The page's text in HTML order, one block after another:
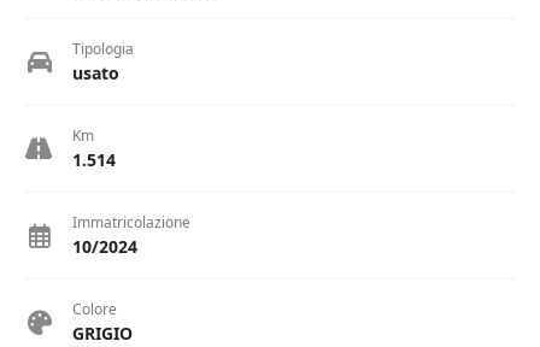
Tipologia
usato
Km
1.514
Immatricolazione
10/2024
Colore
GRIGIO